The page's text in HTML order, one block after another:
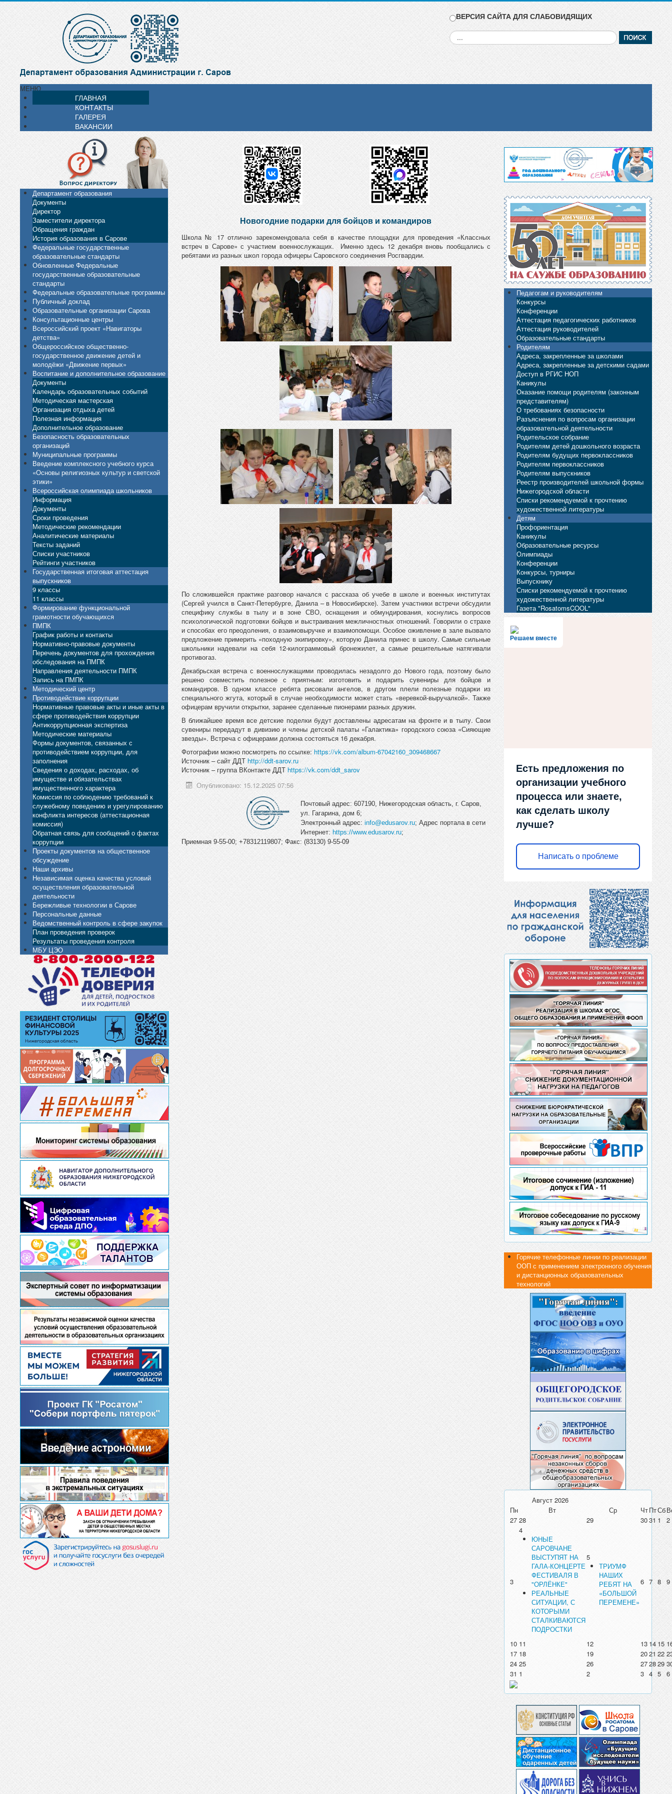
ВЕРСИЯ САЙТА ДЛЯ СЛАБОВИДЯЩИХ
Искать...
МЕНЮ
ГЛАВНАЯ
КОНТАКТЫ
ГАЛЕРЕЯ
ВАКАНСИИ
Департамент образования
Документы
Директор
Заместители директора
Обращения граждан
История образования в Сарове
Федеральные государственные
образовательные стандарты
Обновленные Федеральные
государственные образовательные
стандарты
Федеральные образовательные программы
Публичный доклад
Образовательные организации Сарова
Консультационные центры
Всероссийский проект «Навигаторы
детства»
Общероссийское общественно-
государственное движение детей и
молодёжи «Движение первых»
Воспитание и дополнительное образование
Документы
Календарь образовательных событий
Методическая мастерская
Организация отдыха детей
Полезная информация
Дополнительное образование
Безопасность образовательных
организаций
Муниципальные программы
Введение комплексного учебного курса
«Основы религиозных культур и светской
этики»
Всероссийская олимпиада школьников
Информация
Документы
Сроки проведения
Методические рекомендации
Аналитические материалы
Тексты заданий
Списки участников
Рейтинги участников
Государственная итоговая аттестация
выпускников
9 классы
11 классы
Формирование функциональной
грамотности обучающихся
ПМПК
График работы и контакты
Нормативно-правовые документы
Перечень документов для прохождения
обследования на ПМПК
Направления деятельности ПМПК
Запись на ПМПК
Методический центр
Противодействие коррупции
Нормативные правовые акты и иные акты в
сфере противодействия коррупции
Антикоррупционная экспертиза
Методические материалы
Формы документов, связанных с
противодействием коррупции, для
заполнения
Сведения о доходах, расходах, об
имуществе и обязательствах
имущественного характера
Комиссия по соблюдению требований к
служебному поведению и урегулированию
конфликта интересов (аттестационная
комиссия)
Обратная связь для сообщений о фактах
коррупции
Проекты документов на общественное
обсуждение
Наши архивы
Независимая оценка качества условий
осуществления образовательной
деятельности
Бережливые технологии в Сарове
Персональные данные
Ведомственный контроль в сфере закупок
План проведения проверок
Результаты проведения контроля
МБУ ЦЭО
Новогодние подарки для бойцов и командиров
Школа № 17 отлично зарекомендовала себя в качестве площадки для проведения «Классных
встреч в Сарове» с участием военнослужащих. Именно здесь 12 декабря вновь пообщались с
ребятами из разных школ города офицеры Саровского соединения Росгвардии.
По сложившейся практике разговор начался с рассказа об учебе в школе и военных институтах
(Сергей учился в Санкт-Петербурге, Данила – в Новосибирске). Затем участники встречи обсудили
специфику службы в тылу и в зоне СВО, оснащения и обмундирования, коснулись вопросов
психологической подготовки бойцов и выстраивания межличностных отношений. Говорили о страхе
и способах его преодоления, о взаимовыручке и взаимопомощи. Особое оживление в зале вызвало
предложение примерить «походную экипировку», которую Данила принес в школу. Самые сильные
школьники надевали на себя 12-килограммовый бронежилет, а самые решительные натягивали
противогаз.
Декабрьская встреча с военнослужащими проводилась незадолго до Нового года, поэтому было
решено совместить полезное с приятным: изготовить и подарить сувениры для бойцов и
командиров. В одном классе ребята рисовали ангелов, в другом плели полезные подарки из
специального жгута, который в случае необходимости может стать «веревкой-выручалкой». Также
офицерам вручили открытки, заранее сделанные пионерами разных дружин.
В ближайшее время все детские поделки будут доставлены адресатам на фронте и в тылу. Свои
сувениры передадут в дивизию и члены детской палаты «Галактика» городского союза «Сияющие
звезды». Встреча с офицерами должна состояться 16 декабря.
Фотографии можно посмотреть по ссылке:https://vk.com/album-67042160_309468667
Источник – сайт ДДТhttp://ddt-sarov.ru
Источник – группа ВКонтакте ДДТhttps://vk.com/ddt_sarov
Опубликовано: 15.12.2025 07:56
Почтовый адрес: 607190, Нижегородская область, г. Саров,
ул. Гагарина, дом 6;
Электронный адрес:info@edusarov.ru; Адрес портала в сети
Интернет:https://www.edusarov.ru;
Приемная 9-55-00; +78312119807; Факс: (83130) 9-55-09
Педагогам и руководителям
Конкурсы
Конференции
Аттестация педагогических работников
Аттестация руководителей
Образовательные стандарты
Родителям
Адреса, закрепленные за школами
Адреса, закрепленные за детскими садами
Доступ в РГИС НОП
Каникулы
Оказание помощи родителям (законным
представителям)
О требованиях безопасности
Разъяснения по вопросам организации
образовательной деятельности
Родительское собрание
Родителям детей дошкольного возраста
Родителям будущих первоклассников
Родителям первоклассников
Родителям выпускников
Реестр производителей школьной формы
Нижегородской области
Списки рекомендуемой к прочтению
художественной литературы
Детям
Профориентация
Каникулы
Образовательные ресурсы
Олимпиады
Конференции
Конкурсы, турниры
Выпускнику
Списки рекомендуемой к прочтению
художественной литературы
Газета "RosatomsCOOL"
Решаем вместе
Есть предложения по
организации учебного
процесса или знаете,
как сделать школу
лучше?
Написать о проблеме
Горячие телефонные линии по реализации
ООП с применением электронного обучения
и дистанционных образовательных
технологий
Август 2026
Пн
Вт Ср ЧтПтСб
27 28 29 30311 2
3
4
ЮНЫЕ
САРОВЧАНЕ
ВЫСТУПЯТ НА
ГАЛА-КОНЦЕРТЕ
ФЕСТИВАЛЯ В
"ОРЛЁНКЕ"
РЕАЛЬНЫЕ
СИТУАЦИИ, С
КОТОРЫМИ
СТАЛКИВАЮТСЯ
ПОДРОСТКИ
5
ТРИУМФ
НАШИХ
РЕБЯТ НА
«БОЛЬШОЙ
ПЕРЕМЕНЕ»
6 7 8 9
10 11 12 13 1415
17 18 19 202122
24 25 26 272829
31 1 2 3 4 5 6